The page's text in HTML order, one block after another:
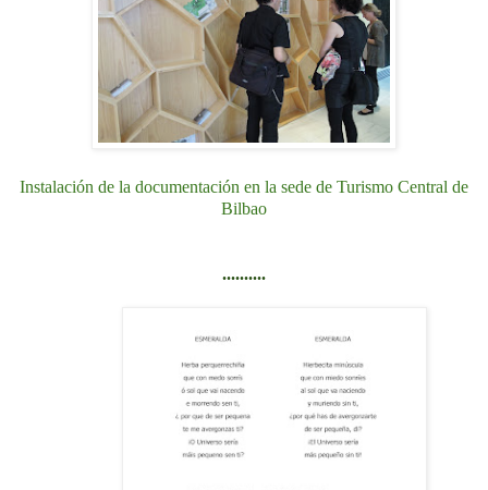
Instalación de la documentación en la sede de Turismo Central de
Bilbao
..........